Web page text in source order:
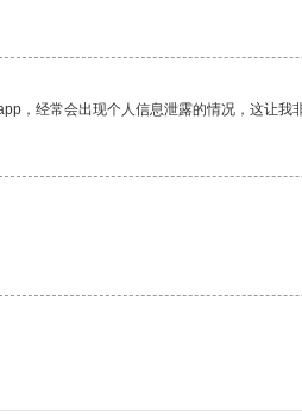
，经常会出现个人信息泄露的情况，这让我